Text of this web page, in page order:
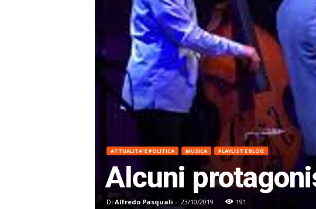
ATTUALITA' E POLITICA MUSICA PLAYLIST E BLOG
Alcuni
Di Alfredo Pasquali - 23/10/2019 191